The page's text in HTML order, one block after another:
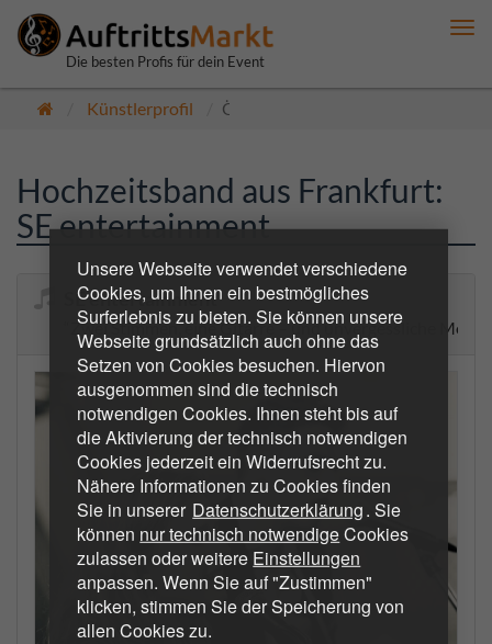
Unsere Webseite verwendet verschiedene
Cookies, um Ihnen ein bestmögliches
Surferlebnis zu bieten. Sie können unsere
Webseite grundsätzlich auch ohne das
Setzen von Cookies besuchen. Hiervon
ausgenommen sind die technisch
notwendigen Cookies. Ihnen steht bis auf
die Aktivierung der technisch notwendigen
Cookies jederzeit ein Widerrufsrecht zu.
Nähere Informationen zu Cookies finden
Sie in unserer Datenschutzerklärung. Sie
können nur technisch notwendigeCookies
zulassen oder weitere Einstellungen
anpassen. Wenn Sie auf "Zustimmen"
klicken, stimmen Sie der Speicherung von
allen Cookies zu.
Die besten Profis für dein Event
Künstlerprofil Öffentlich
Hochzeitsband aus Frankfurt:
SE entertainment
SE entertainment
“Zwei Stimmen, eine Gitarre – und unvergessliche